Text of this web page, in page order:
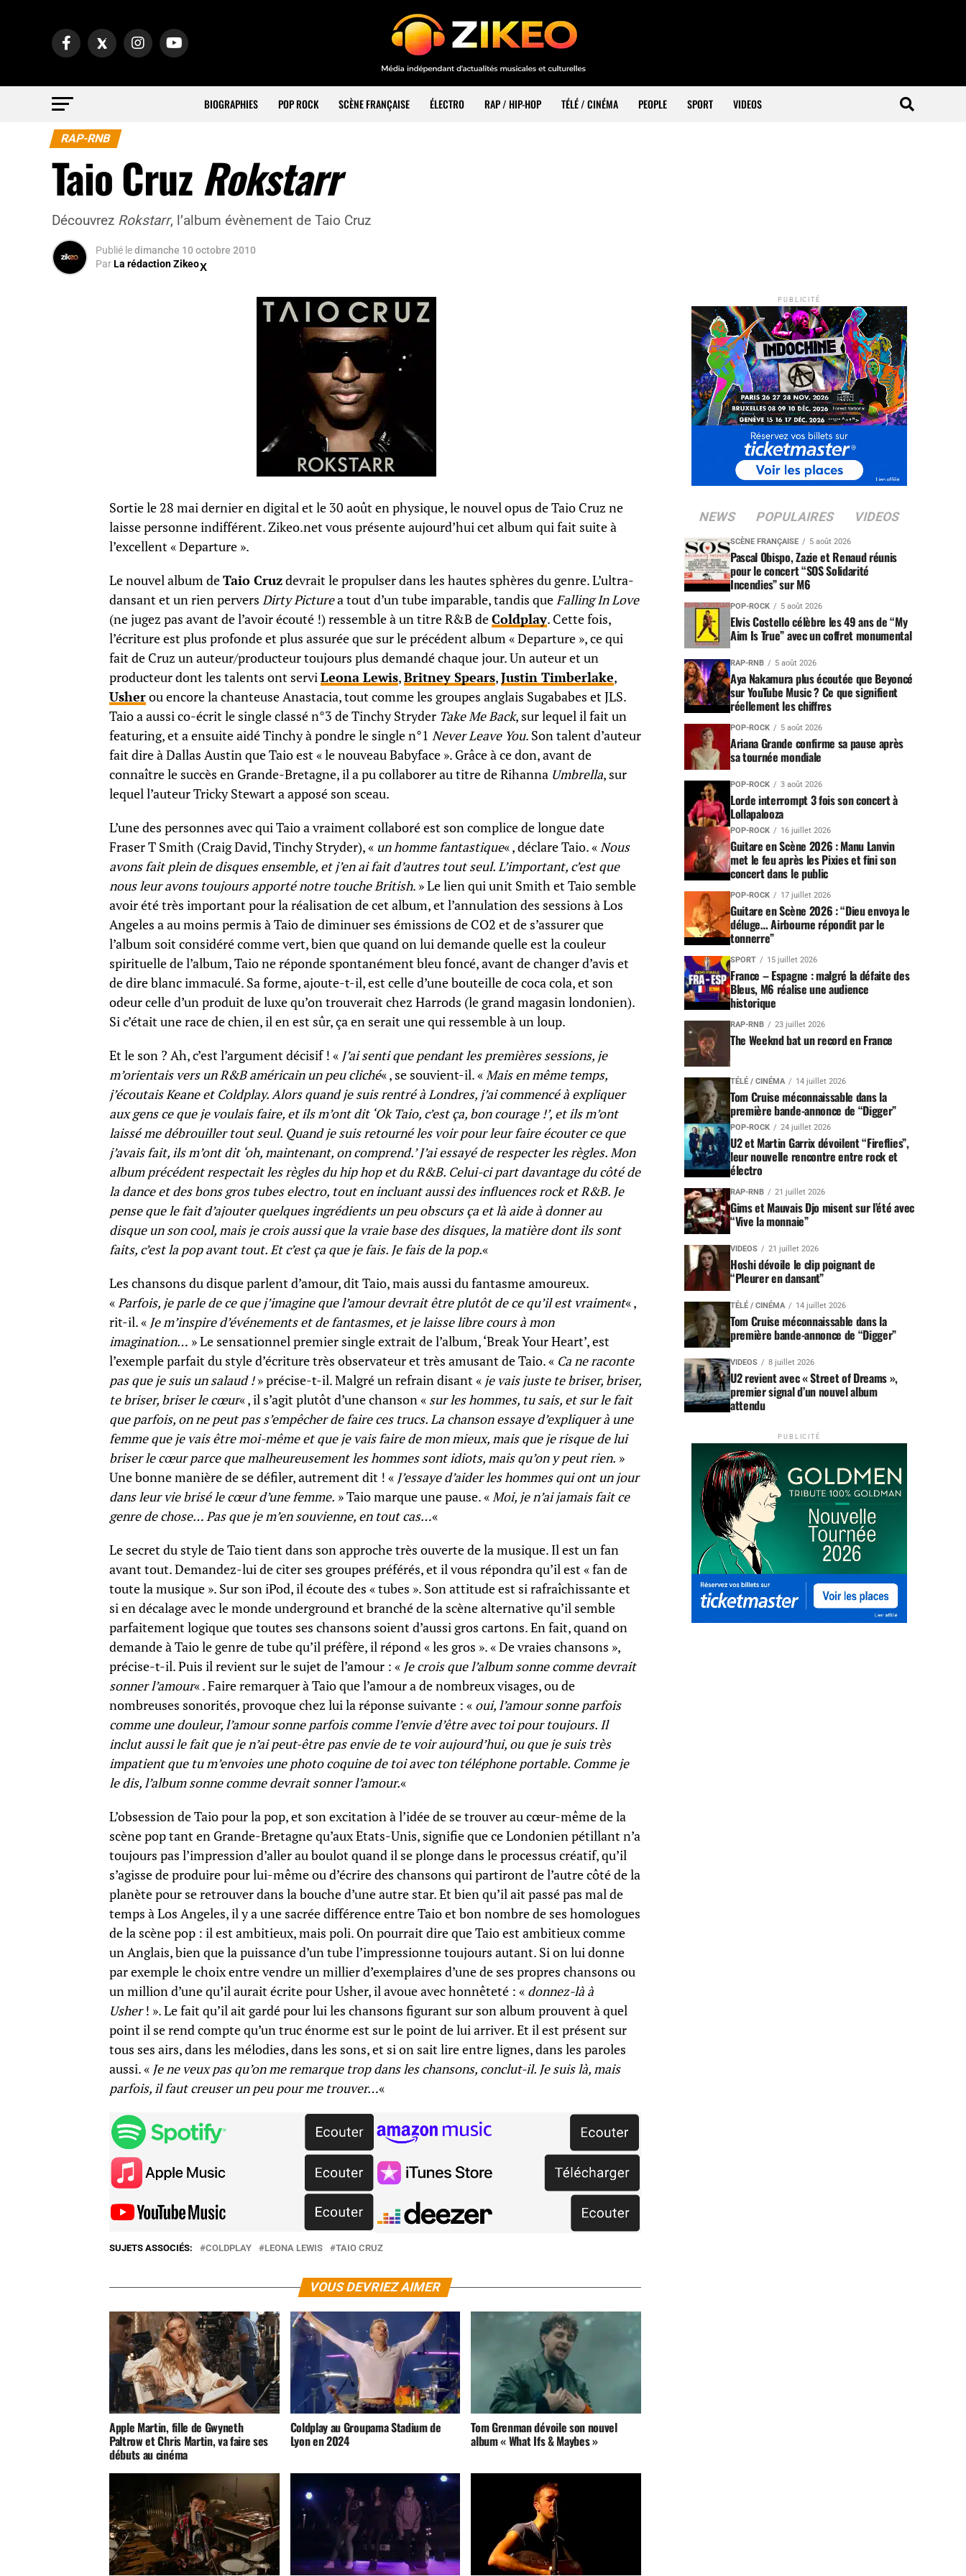
BIOGRAPHIES POP ROCK SCÈNE FRANÇAISE ÉLECTRO RAP / HIP-HOP TÉLÉ / CINÉMA PEOPLE SPORT VIDEOS
RAP-RNB
Taio CruzRokstarr
Découvrez Rokstarr, l’album évènement de Taio Cruz
Publié ledimanche 10 octobre 2010
ParLa rédaction Zikeo
Sortie le 28 mai dernier en digital et le 30 août en physique, le nouvel opus de Taio Cruz ne
laisse personne indifférent. Zikeo.net vous présente aujourd’hui cet album qui fait suite à
l’excellent « Departure ».
Le nouvel album deTaio Cruzdevrait le propulser dans les hautes sphères du genre. L’ultra-
dansant et un rien pervers Dirty Picturea tout d’un tube imparable, tandis queFalling In Love
(ne jugez pas avant de l’avoir écouté !) ressemble à un titre R&B deColdplay. Cette fois,
l’écriture est plus profonde et plus assurée que sur le précédent album « Departure », ce qui
fait de Cruz un auteur/producteur toujours plus demandé chaque jour. Un auteur et un
producteur dont les talents ont serviLeona Lewis,Britney Spears,Justin Timberlake,
Usherou encore la chanteuse Anastacia, tout comme les groupes anglais Sugababes et JLS.
Taio a aussi co-écrit le single classé n°3 de Tinchy Stryder Take Me Back, sur lequel il fait un
featuring, et a ensuite aidé Tinchy à pondre le single n°1 Never Leave You. Son talent d’auteur
fait dire à Dallas Austin que Taio est « le nouveau Babyface ». Grâce à ce don, avant de
connaître le succès en Grande-Bretagne, il a pu collaborer au titre de Rihanna Umbrella, sur
lequel l’auteur Tricky Stewart a apposé son sceau.
L’une des personnes avec qui Taio a vraiment collaboré est son complice de longue date
Fraser T Smith (Craig David, Tinchy Stryder), « un homme fantastique« , déclare Taio. «Nous
avons fait plein de disques ensemble, et j’en ai fait d’autres tout seul. L’important, c’est que
nous leur avons toujours apporté notre touche British. » Le lien qui unit Smith et Taio semble
avoir été très important pour la réalisation de cet album, et l’annulation des sessions à Los
Angeles a au moins permis à Taio de diminuer ses émissions de CO2 et de s’assurer que
l’album soit considéré comme vert, bien que quand on lui demande quelle est la couleur
spirituelle de l’album, Taio ne réponde spontanément bleu foncé, avant de changer d’avis et
de dire blanc immaculé. Sa forme, ajoute-t-il, est celle d’une bouteille de coca cola, et son
odeur celle d’un produit de luxe qu’on trouverait chez Harrods (le grand magasin londonien).
Si c’était une race de chien, il en est sûr, ça en serait une qui ressemble à un loup.
Et le son ? Ah, c’est l’argument décisif ! « J’ai senti que pendant les premières sessions, je
m’orientais vers un R&B américain un peu cliché« , se souvient-il. «Mais en même temps,
j’écoutais Keane et Coldplay. Alors quand je suis rentré à Londres, j’ai commencé à expliquer
aux gens ce que je voulais faire, et ils m’ont dit ‘Ok Taio, c’est ça, bon courage !’, et ils m’ont
laissé me débrouiller tout seul. Quand je suis retourné les voir pour leur faire écouter ce que
j’avais fait, ils m’ont dit ‘oh, maintenant, on comprend.’ J’ai essayé de respecter les règles. Mon
album précédent respectait les règles du hip hop et du R&B. Celui-ci part davantage du côté de
la dance et des bons gros tubes electro, tout en incluant aussi des influences rock et R&B. Je
pense que le fait d’ajouter quelques ingrédients un peu obscurs ça et là aide à donner au
disque un son cool, mais je crois aussi que la vraie base des disques, la matière dont ils sont
faits, c’est la pop avant tout. Et c’est ça que je fais. Je fais de la pop.«
Les chansons du disque parlent d’amour, dit Taio, mais aussi du fantasme amoureux.
«Parfois, je parle de ce que j’imagine que l’amour devrait être plutôt de ce qu’il est vraiment« ,
rit-il. « Je m’inspire d’événements et de fantasmes, et je laisse libre cours à mon
imagination… » Le sensationnel premier single extrait de l’album, ‘Break Your Heart’, est
l’exemple parfait du style d’écriture très observateur et très amusant de Taio. « Ca ne raconte
pas que je suis un salaud !» précise-t-il. Malgré un refrain disant « je vais juste te briser, briser,
te briser, briser le cœur« , il s’agit plutôt d’une chanson « sur les hommes, tu sais, et sur le fait
que parfois, on ne peut pas s’empêcher de faire ces trucs. La chanson essaye d’expliquer à une
femme que je vais être moi-même et que je vais faire de mon mieux, mais que je risque de lui
briser le cœur parce que malheureusement les hommes sont idiots, mais qu’on y peut rien. »
Une bonne manière de se défiler, autrement dit ! « J’essaye d’aider les hommes qui ont un jour
dans leur vie brisé le cœur d’une femme. » Taio marque une pause. «Moi, je n’ai jamais fait ce
genre de chose… Pas que je m’en souvienne, en tout cas…«
Le secret du style de Taio tient dans son approche très ouverte de la musique. Il est un fan
avant tout. Demandez-lui de citer ses groupes préférés, et il vous répondra qu’il est « fan de
toute la musique ». Sur son iPod, il écoute des « tubes ». Son attitude est si rafraîchissante et
si en décalage avec le monde underground et branché de la scène alternative qu’il semble
parfaitement logique que toutes ses chansons soient d’aussi gros cartons. En fait, quand on
demande à Taio le genre de tube qu’il préfère, il répond « les gros ». « De vraies chansons »,
précise-t-il. Puis il revient sur le sujet de l’amour : « Je crois que l’album sonne comme devrait
sonner l’amour« . Faire remarquer à Taio que l’amour a de nombreux visages, ou de
nombreuses sonorités, provoque chez lui la réponse suivante : « oui, l’amour sonne parfois
comme une douleur, l’amour sonne parfois comme l’envie d’être avec toi pour toujours. Il
inclut aussi le fait que je n’ai peut-être pas envie de te voir aujourd’hui, ou que je suis très
impatient que tu m’envoies une photo coquine de toi avec ton téléphone portable. Comme je
le dis, l’album sonne comme devrait sonner l’amour.«
L’obsession de Taio pour la pop, et son excitation à l’idée de se trouver au cœur-même de la
scène pop tant en Grande-Bretagne qu’aux Etats-Unis, signifie que ce Londonien pétillant n’a
toujours pas l’impression d’aller au boulot quand il se plonge dans le processus créatif, qu’il
s’agisse de produire pour lui-même ou d’écrire des chansons qui partiront de l’autre côté de la
planète pour se retrouver dans la bouche d’une autre star. Et bien qu’il ait passé pas mal de
temps à Los Angeles, il y a une sacrée différence entre Taio et bon nombre de ses homologues
de la scène pop : il est ambitieux, mais poli. On pourrait dire que Taio est ambitieux comme
un Anglais, bien que la puissance d’un tube l’impressionne toujours autant. Si on lui donne
par exemple le choix entre vendre un millier d’exemplaires d’une de ses propres chansons ou
un million d’une qu’il aurait écrite pour Usher, il avoue avec honnêteté : « donnez-là à
Usher! ». Le fait qu’il ait gardé pour lui les chansons figurant sur son album prouvent à quel
point il se rend compte qu’un truc énorme est sur le point de lui arriver. Et il est présent sur
tous ses airs, dans les mélodies, dans les sons, et si on sait lire entre lignes, dans les paroles
aussi. « Je ne veux pas qu’on me remarque trop dans les chansons, conclut-il. Je suis là, mais
parfois, il faut creuser un peu pour me trouver…«
SUJETS ASSOCIÉS: COLDPLAY LEONA LEWIS TAIO CRUZ
VOUS DEVRIEZ AIMER
Apple Martin, fille de Gwyneth
Paltrow et Chris Martin, va faire ses
débuts au cinéma
Coldplay au Groupama Stadium de
Lyon en 2024
Tom Grenman dévoile son nouvel
album « What Ifs & Maybes »
PUBLICITÉ
NEWS POPULAIRES VIDEOS
SCÈNE FRANÇAISE 5 août 2026
Pascal Obispo, Zazie et Renaud réunis
pour le concert “SOS Solidarité
Incendies” sur M6
POP-ROCK 5 août 2026
Elvis Costello célèbre les 49 ans de “My
Aim Is True” avec un coffret monumental
RAP-RNB 5 août 2026
Aya Nakamura plus écoutée que Beyoncé
sur YouTube Music ? Ce que signifient
réellement les chiffres
POP-ROCK 5 août 2026
Ariana Grande confirme sa pause après
sa tournée mondiale
POP-ROCK 3 août 2026
Lorde interrompt 3 fois son concert à
Lollapalooza
POP-ROCK 16 juillet 2026
Guitare en Scène 2026 : Manu Lanvin
met le feu après les Pixies et fini son
concert dans le public
POP-ROCK 17 juillet 2026
Guitare en Scène 2026 : “Dieu envoya le
déluge… Airbourne répondit par le
tonnerre”
SPORT 15 juillet 2026
France – Espagne : malgré la défaite des
Bleus, M6 réalise une audience
historique
RAP-RNB 23 juillet 2026
The Weeknd bat un record en France
TÉLÉ / CINÉMA 14 juillet 2026
Tom Cruise méconnaissable dans la
première bande-annonce de “Digger”
POP-ROCK 24 juillet 2026
U2 et Martin Garrix dévoilent “Fireflies”,
leur nouvelle rencontre entre rock et
électro
RAP-RNB 21 juillet 2026
Gims et Mauvais Djo misent sur l’été avec
“Vive la monnaie”
VIDEOS 21 juillet 2026
Hoshi dévoile le clip poignant de
“Pleurer en dansant”
TÉLÉ / CINÉMA 14 juillet 2026
Tom Cruise méconnaissable dans la
première bande-annonce de “Digger”
VIDEOS 8 juillet 2026
U2 revient avec « Street of Dreams »,
premier signal d’un nouvel album
attendu
PUBLICITÉ